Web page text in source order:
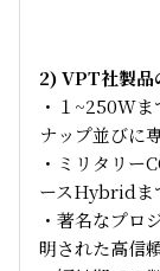
2) VPT社製品
・１~250W
ナップ並びに
・ミリタリー
ースHybridま
・著名なプロ
明された高信